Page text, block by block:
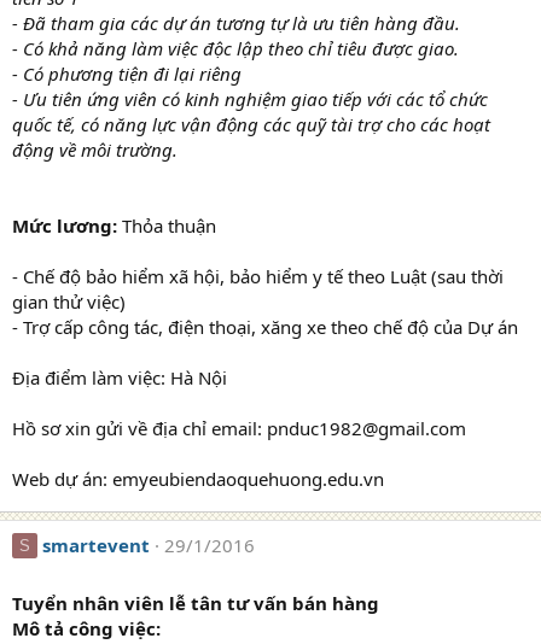
- Đã tham gia các dự án tương tự là ưu tiên hàng đầu.
- Có khả năng làm việc độc lập theo chỉ tiêu được giao.
- Có phương tiện đi lại riêng
- Ưu tiên ứng viên có kinh nghiệm giao tiếp với các tổ chức
quốc tế, có năng lực vận động các quỹ tài trợ cho các hoạt
động về môi trường.
Mức lương: Thỏa thuận
- Chế độ bảo hiểm xã hội, bảo hiểm y tế theo Luật (sau thời
gian thử việc)
- Trợ cấp công tác, điện thoại, xăng xe theo chế độ của Dự án
Địa điểm làm việc: Hà Nội
Hồ sơ xin gửi về địa chỉ email: pnduc1982@gmail.com
Web dự án: emyeubiendaoquehuong.edu.vn
S smartevent 29/1/2016
Tuyển nhân viên lễ tân tư vấn bán hàng
Mô tả công việc: